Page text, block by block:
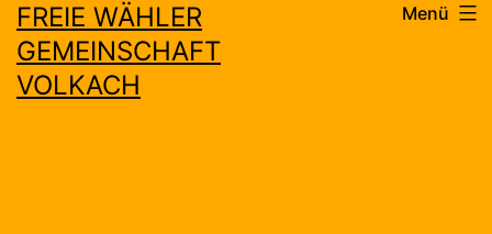
FREIE WÄHLER
GEMEINSCHAFT
VOLKACH
Menü